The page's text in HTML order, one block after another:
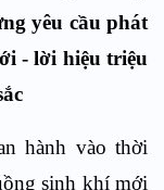
yêu cầu phát
- lời hiệu triệu
hành vào thời
sinh khí mới